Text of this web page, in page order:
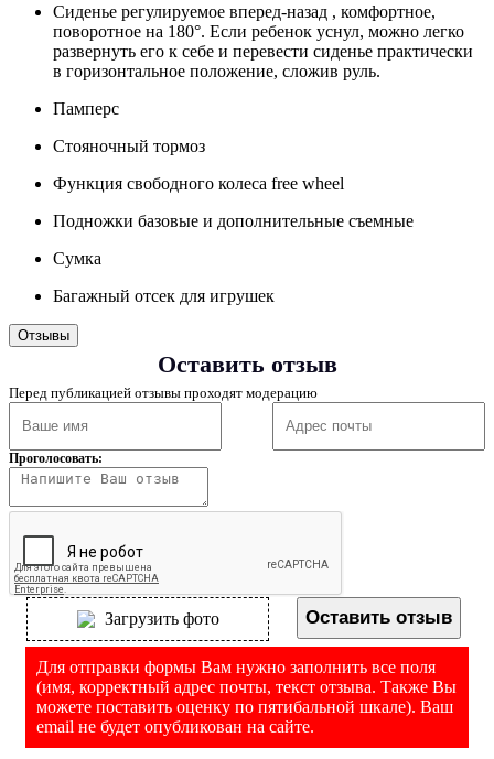
Сиденье регулируемое вперед-назад , комфортное,
поворотное на 180°. Если ребенок уснул, можно легко
развернуть его к себе и перевести сиденье практически
в горизонтальное положение, сложив руль.
Памперс
Стояночный тормоз
Функция свободного колеса free wheel
Подножки базовые и дополнительные съемные
Сумка
Багажный отсек для игрушек
Отзывы
Оставить отзыв
Перед публикацией отзывы проходят модерацию
Проголосовать:
Загрузить фото Оставить отзыв
Для отправки формы Вам нужно заполнить все поля
(имя, корректный адрес почты, текст отзыва. Также Вы
можете поставить оценку по пятибальной шкале). Ваш
email не будет опубликован на сайте.